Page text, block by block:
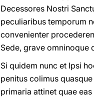
Decessores Nostri
peculiaribus temporum
convenienter
Sede, grave
Si quidem nunc et Ipsi
penitus colimus
primaria attinet quae